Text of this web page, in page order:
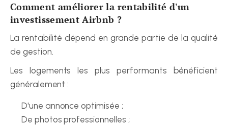
Comment améliorer la rentabilité d'un
investissement Airbnb ?
La rentabilité dépend en grande partie de la qualité
de gestion.
Les logements les plus performants bénéficient
généralement :
D'une annonce optimisée ;
De photos professionnelles ;